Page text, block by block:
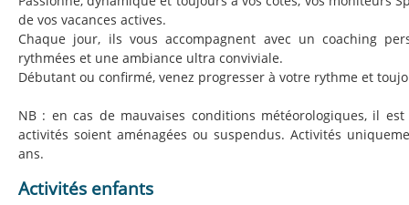
de vos vacances actives.
Chaque jour, ils vous accompagnent avec un coaching
rythmées et une ambiance ultra conviviale.
Débutant ou confirmé, venez progresser à votre rythme et
NB : en cas de mauvaises conditions météorologiques, il
activités soient aménagées ou suspendus. Activités
ans.
Activités enfants